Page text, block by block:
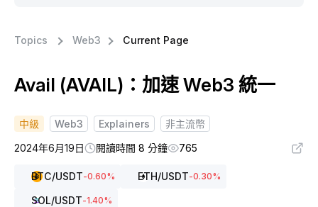
Topics Web3 Current Page
Avail (AVAIL)：加速 Web3 統一
中級 Web3 Explainers
非主流幣
2024年6月19日
閱讀時間 8 分鐘 765
BTC/USDT-0.60% ETH/USDT-0.30%
SOL/USDT-1.40%